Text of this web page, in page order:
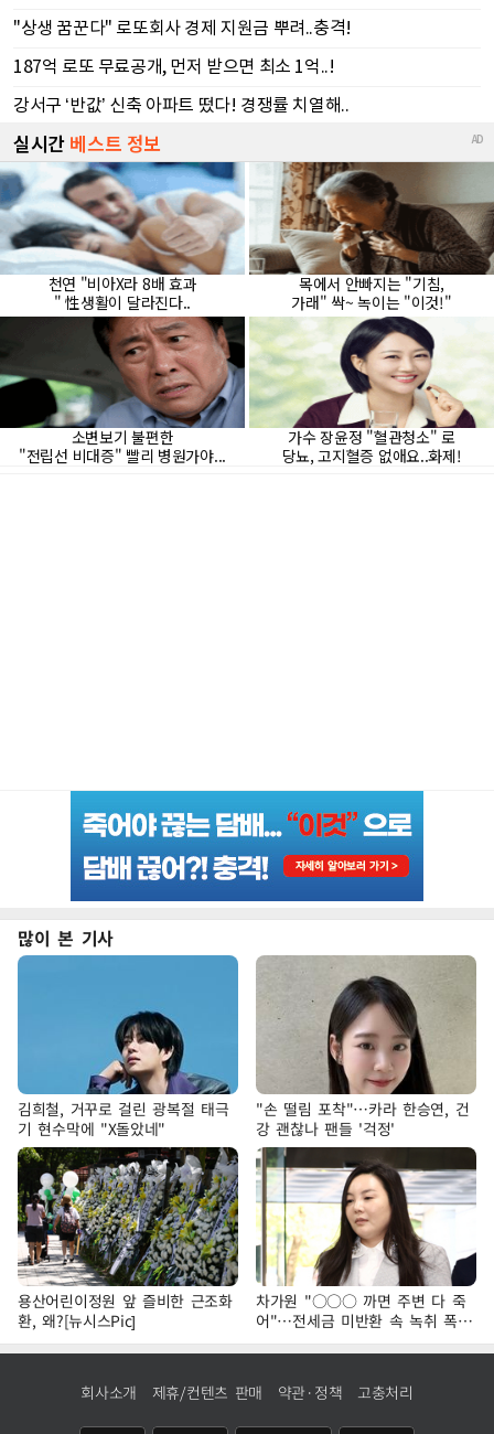
많이 본 기사
김희철, 거꾸로 걸린 광복절 태극
기 현수막에 "X돌았네"
"손 떨림 포착"…카라 한승연, 건
강 괜찮나 팬들 '걱정'
용산어린이정원 앞 즐비한 근조화
환, 왜?[뉴시스Pic]
차가원 "○○○ 까면 주변 다 죽
어"…전세금 미반환 속 녹취 폭로
파장
회사소개 제휴/컨텐츠 판매 약관·정책 고충처리